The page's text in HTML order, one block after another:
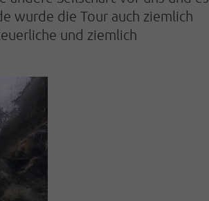
wurde die Tour auch ziemlich
und ziemlich